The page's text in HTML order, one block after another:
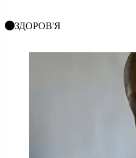
ЗДОРОВ'Я